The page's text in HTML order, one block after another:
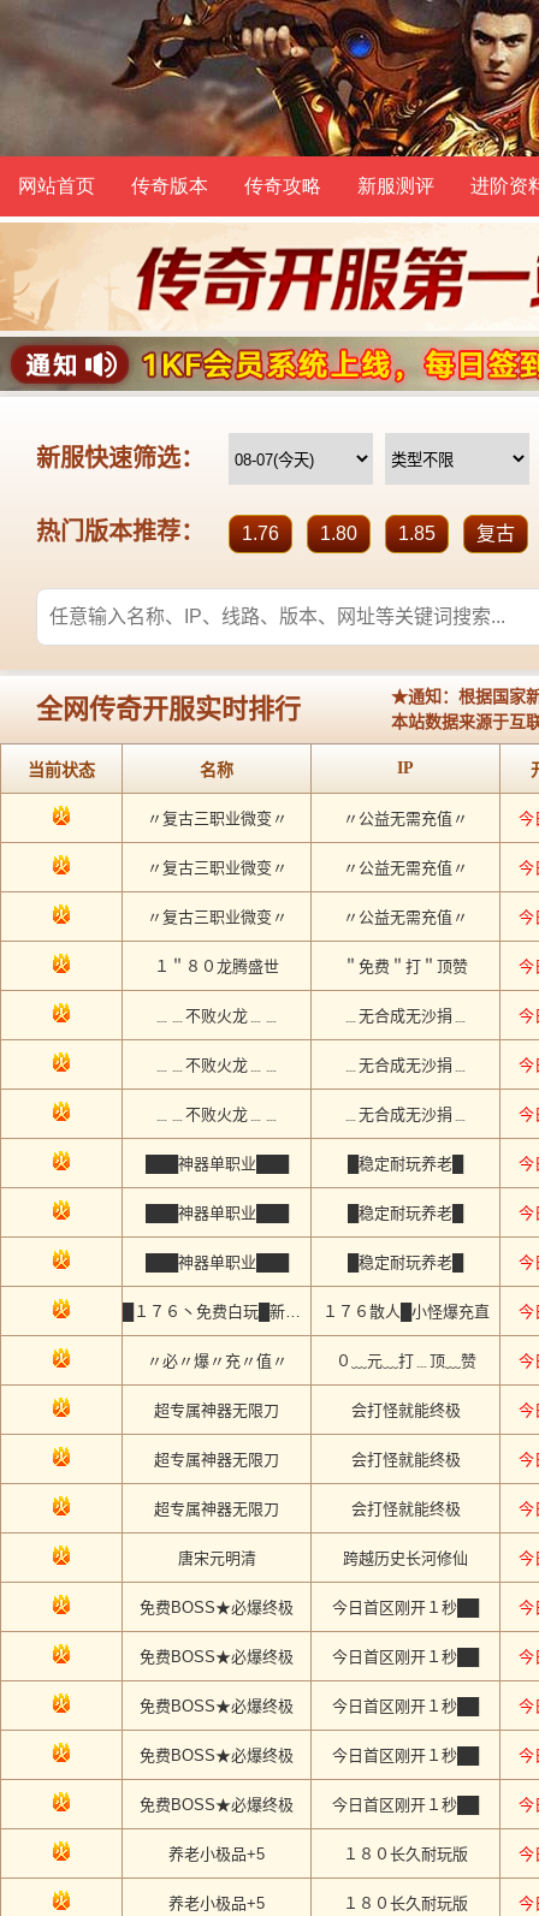
网站首页 传奇版本 传奇攻略 新服测评 进阶资